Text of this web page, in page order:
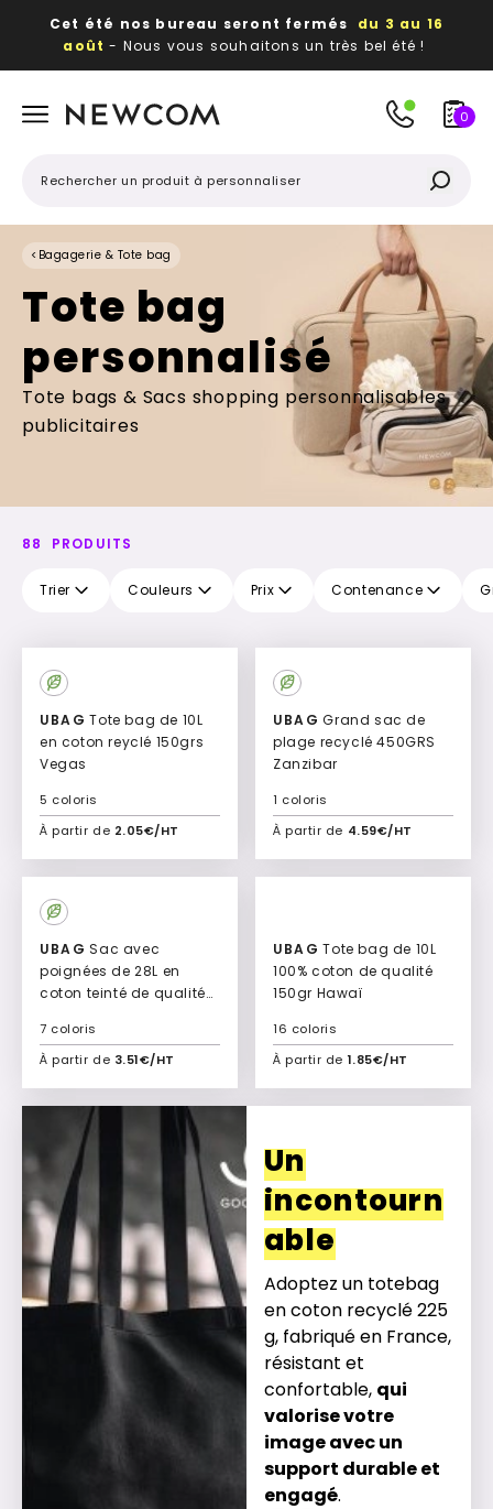
Cet été nos bureau seront fermés du 3 au 16
août - Nous vous souhaitons un très bel été !
publicitaires
0
< Bagagerie & Tote bag
Tote bag
personnalisé
Tote bags & Sacs shopping personnalisables
publicitaires
88 PRODUITS
Trier Couleurs Prix Contenance
UBAG Tote bag de 10L
en coton reyclé 150grs
Vegas
À partir de 2.05€/HT
5 coloris
Ajouter à mon devis
UBAG Grand sac de
plage recyclé 450GRS
Zanzibar
À partir de 4.59€/HT
1 coloris
Ajouter à mon devis
UBAG Sac avec
poignées de 28L en
coton teinté de qualité
À partir de 3.51€/HT
7 coloris
Ajouter à mon devis
UBAG Tote bag de 10L
100% coton de qualité
150gr Hawaï
À partir de 1.85€/HT
16 coloris
Ajouter à mon devis
Un
incontourn
able
Adoptez un totebag
en coton recyclé 225
g, fabriqué en France,
résistant et
confortable, qui
valorise votre
image avec un
support durable et
engagé.